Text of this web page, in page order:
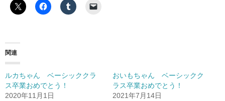
関連
ルカちゃん ベーシッククラ
ス卒業おめでとう！
2020年11月1日
おいもちゃん ベーシックク
ラス卒業おめでとう！
2021年7月14日